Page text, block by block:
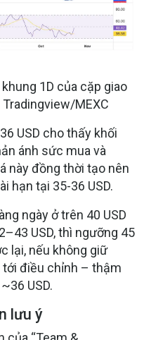
1D của cặp giao
Tradingview/MEXC
USD cho thấy khối
ánh sức mua và
này đồng thời tạo nên
hạn tại 35-36 USD.
ngàyở trên 40 USD
USD, thì ngưỡng 45
lại, nếu không giữ
điều chỉnh – thậm
USD.
lưu ý